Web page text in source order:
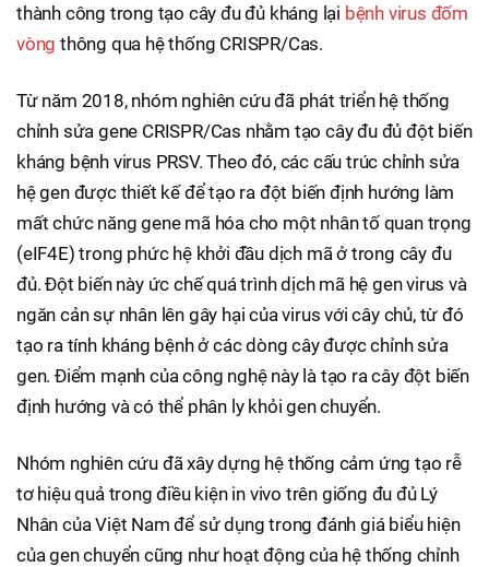
thành công trong tạo cây đu đủ kháng lại bệnh virus đốm
vòng thông qua hệ thống CRISPR/Cas.
Từ năm 2018, nhóm nghiên cứu đã phát triển hệ thống
chỉnh sửa gene CRISPR/Cas nhằm tạo cây đu đủ đột biến
kháng bệnh virus PRSV. Theo đó, các cấu trúc chỉnh sửa
hệ gen được thiết kế để tạo ra đột biến định hướng làm
mất chức năng gene mã hóa cho một nhân tố quan trọng
(eIF4E) trong phức hệ khởi đầu dịch mã ở trong cây đu
đủ. Đột biến này ức chế quá trình dịch mã hệ gen virus và
ngăn cản sự nhân lên gây hại của virus với cây chủ, từ đó
tạo ra tính kháng bệnh ở các dòng cây được chỉnh sửa
gen. Điểm mạnh của công nghệ này là tạo ra cây đột biến
định hướng và có thể phân ly khỏi gen chuyển.
Nhóm nghiên cứu đã xây dựng hệ thống cảm ứng tạo rễ
tơ hiệu quả trong điều kiện in vivo trên giống đu đủ Lý
Nhân của Việt Nam để sử dụng trong đánh giá biểu hiện
của gen chuyển cũng như hoạt động của hệ thống chỉnh